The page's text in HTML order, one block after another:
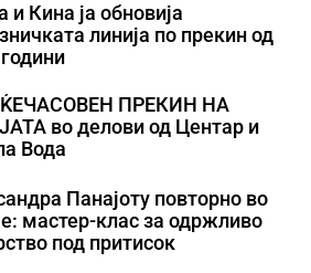
и Кина ја обновија
линија по прекин од
ПРЕКИН НА
во делови од Центар и
Вода
Панајоту повторно во
мастер-клас за одржливо
под притисок